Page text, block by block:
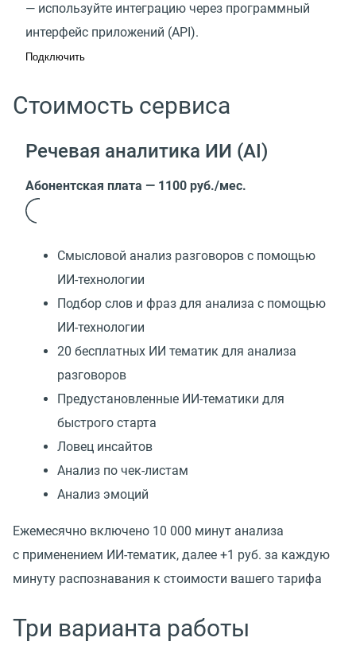
— используйте интеграцию через программный
интерфейс приложений (API).
Подключить
Стоимость сервиса
Речевая аналитика ИИ (AI)
Абонентская плата — 1100 руб./мес.
Смысловой анализ разговоров с помощью
ИИ-технологии
Подбор слов и фраз для анализа с помощью
ИИ-технологии
20 бесплатных ИИ тематик для анализа
разговоров
Предустановленные ИИ-тематики для
быстрого старта
Ловец инсайтов
Анализ по чек-листам
Анализ эмоций
Ежемесячно включено 10 000 минут анализа
с применением ИИ-тематик, далее +1 руб. за каждую
минуту распознавания к стоимости вашего тарифа
Три варианта работы